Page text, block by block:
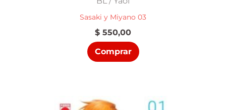
Sasaki y Miyano 03
$ 550,00
Comprar